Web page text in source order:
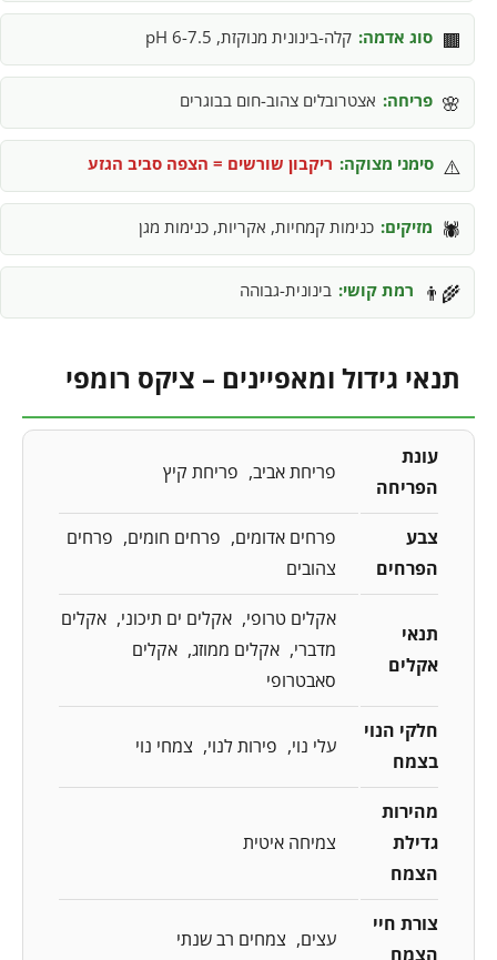
🟫 סוג אדמה: קלה-בינונית מנוקזת, pH 6-7.5
🌸 פריחה: אצטרובלים צהוב-חום בבוגרים
⚠️ סימני מצוקה: ריקבון שורשים = הצפה סביב הגזע
🕷️ מזיקים: כנימות קמחיות, אקריות, כנימות מגן
👨‍🌾 רמת קושי: בינונית-גבוהה
תנאי גידול ומאפיינים – ציקס רומפי
עונת
הפריחה
פריחת אביב פריחת קיץ
צבע
הפרחים
פרחים אדומים פרחים חומים
פרחים
צהובים
תנאי
אקלים
אקלים טרופי אקלים ים תיכוני
אקלים
מדברי
אקלים ממוזג אקלים
סאבטרופי
חלקי הנוי
בצמח
עלי נוי פירות לנוי צמחי נוי
מהירות
גדילת
הצמח
צמיחה איטית
צורת חיי
הצמח
עצים צמחים רב שנתי